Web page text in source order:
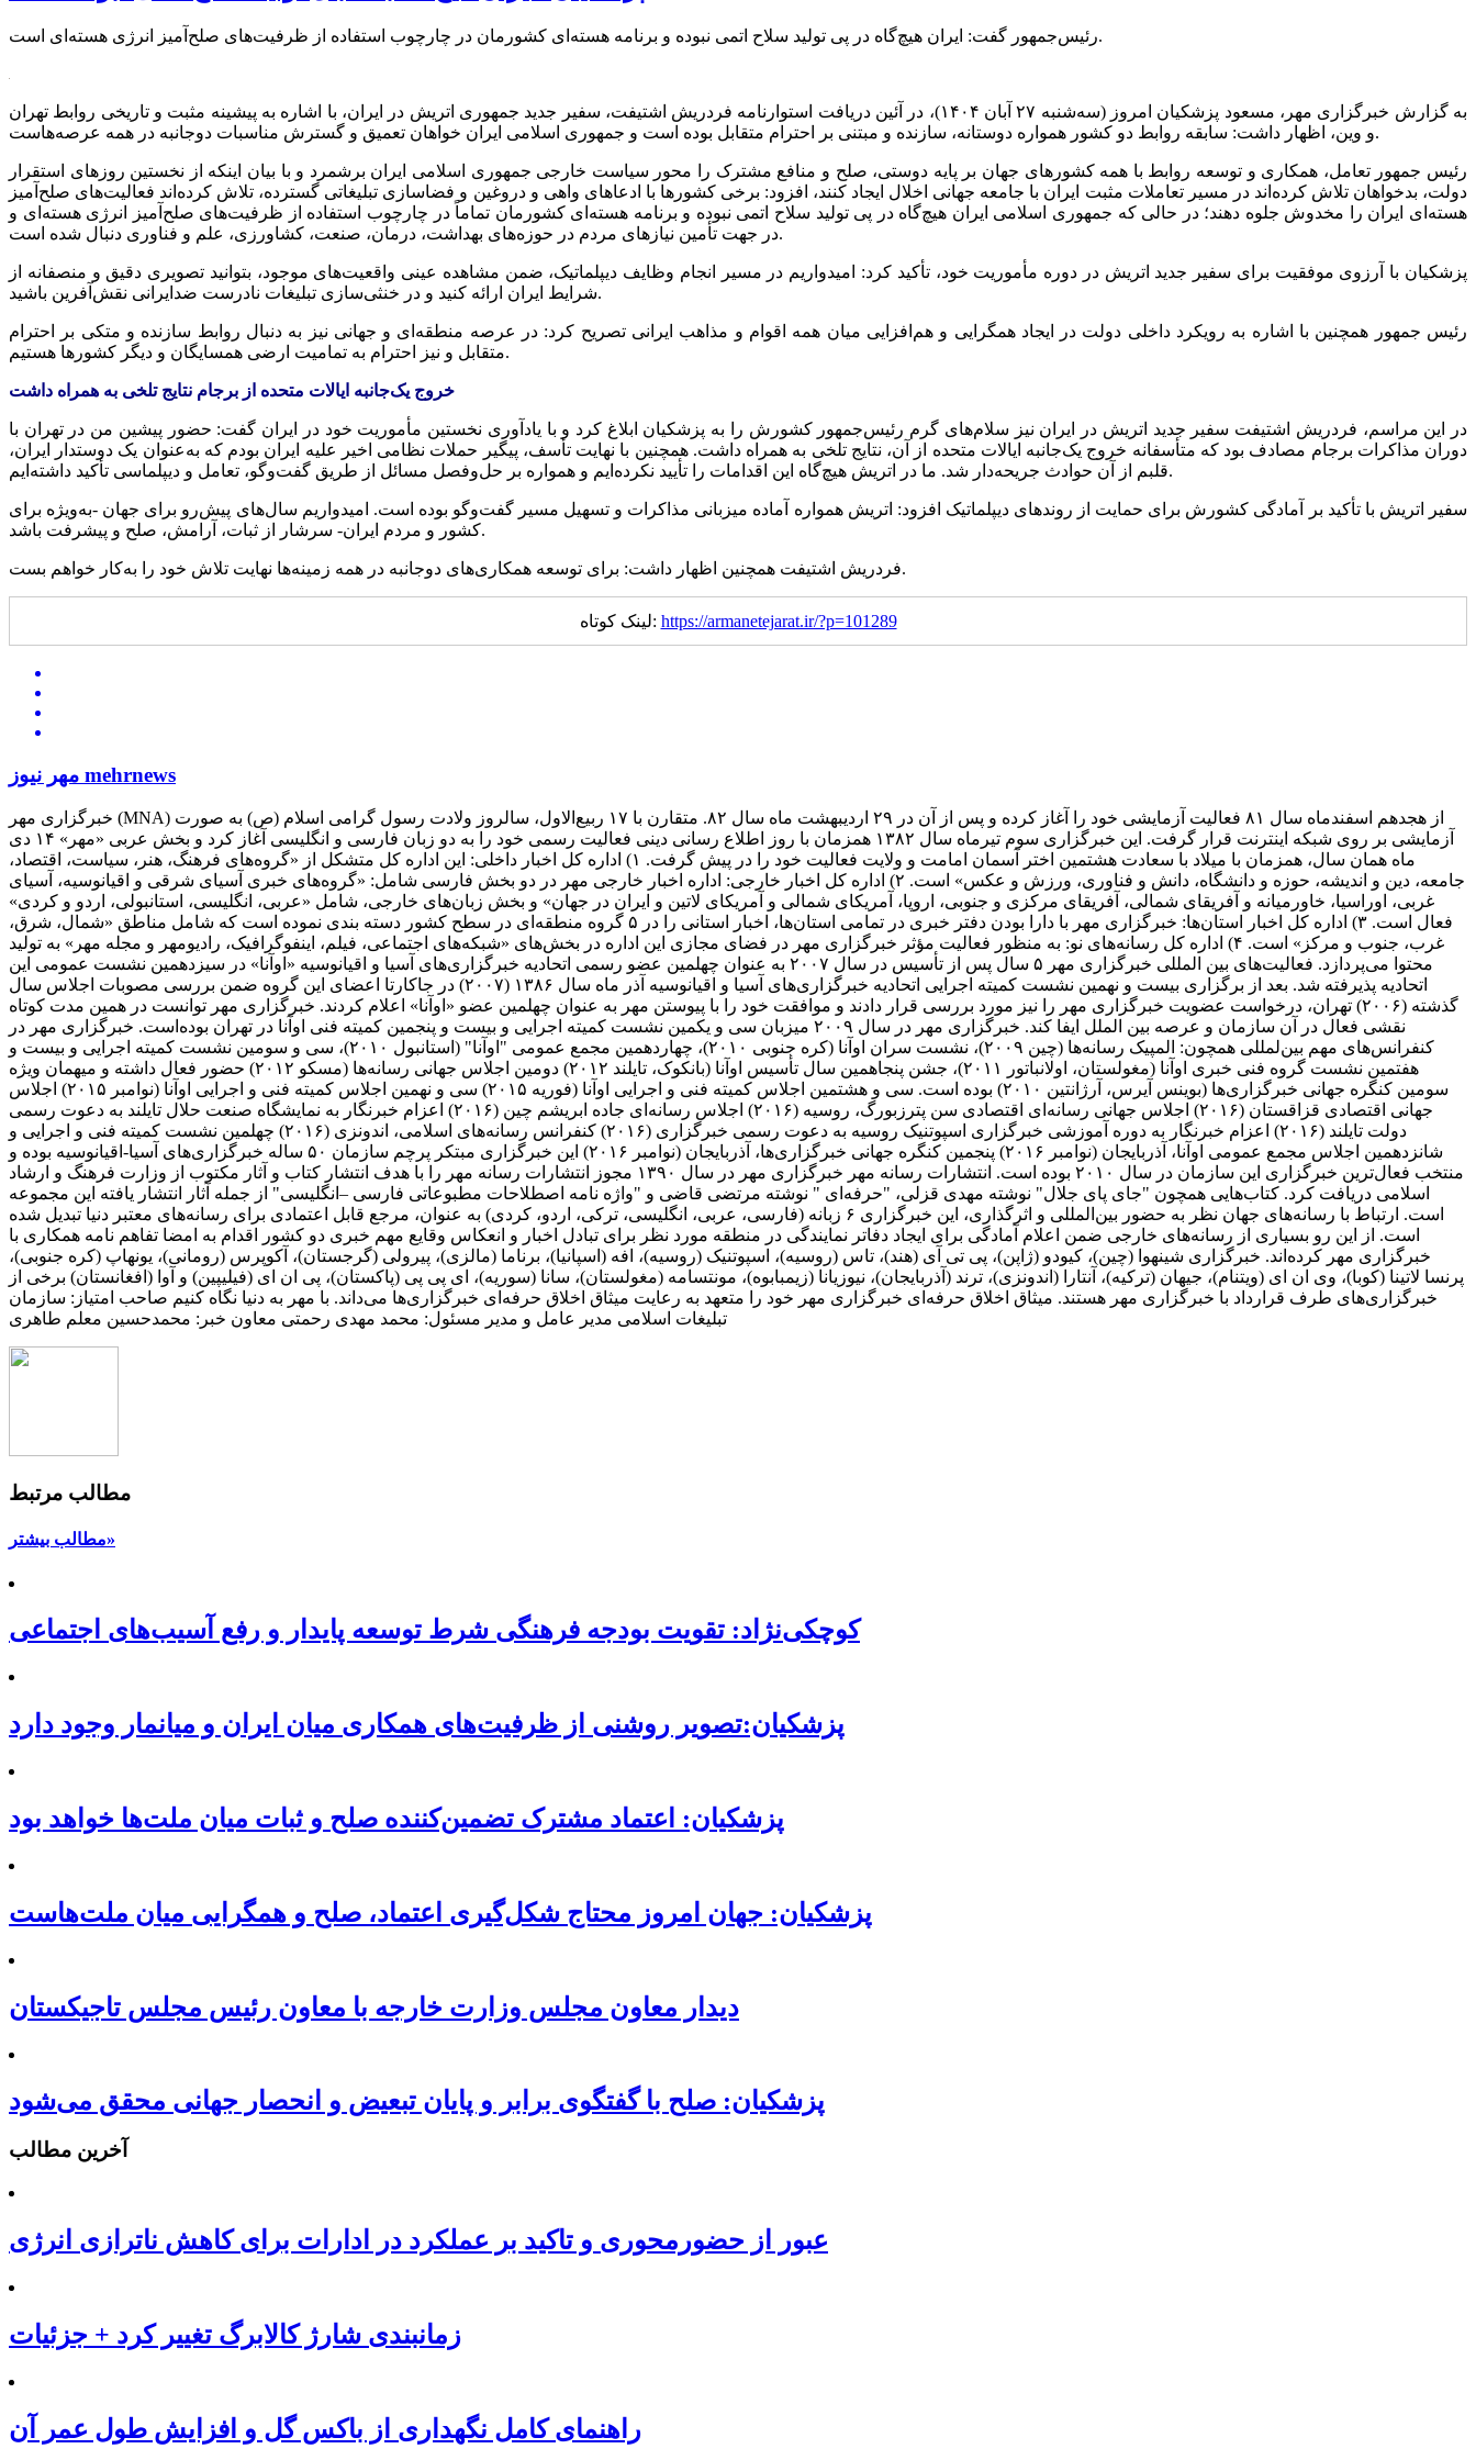
رئیس‌جمهور گفت: ایران هیچ‌گاه در پی تولید سلاح اتمی نبوده و برنامه هسته‌ای کشورمان در چارچوب استفاده از ظرفیت‌های صلح‌آمیز انرژی هسته‌ای است.
به گزارش خبرگزاری مهر، مسعود پزشکیان امروز (سه‌شنبه ۲۷ آبان ۱۴۰۴)، در آئین دریافت استوارنامه فردریش اشتیفت، سفیر جدید جمهوری اتریش در ایران، با اشاره به پیشینه مثبت و تاریخی روابط تهران
و وین، اظهار داشت: سابقه روابط دو کشور همواره دوستانه، سازنده و مبتنی بر احترام متقابل بوده است و جمهوری اسلامی ایران خواهان تعمیق و گسترش مناسبات دوجانبه در همه عرصه‌هاست.
رئیس جمهور تعامل، همکاری و توسعه روابط با همه کشورهای جهان بر پایه دوستی، صلح و منافع مشترک را محور سیاست خارجی جمهوری اسلامی ایران برشمرد و با بیان اینکه از نخستین روزهای استقرار
دولت، بدخواهان تلاش کرده‌اند در مسیر تعاملات مثبت ایران با جامعه جهانی اخلال ایجاد کنند، افزود: برخی کشورها با ادعاهای واهی و دروغین و فضاسازی تبلیغاتی گسترده، تلاش کرده‌اند فعالیت‌های صلح‌آمیز
هسته‌ای ایران را مخدوش جلوه دهند؛ در حالی که جمهوری اسلامی ایران هیچ‌گاه در پی تولید سلاح اتمی نبوده و برنامه هسته‌ای کشورمان تماماً در چارچوب استفاده از ظرفیت‌های صلح‌آمیز انرژی هسته‌ای و
در جهت تأمین نیازهای مردم در حوزه‌های بهداشت، درمان، صنعت، کشاورزی، علم و فناوری دنبال شده است.
پزشکیان با آرزوی موفقیت برای سفیر جدید اتریش در دوره مأموریت خود، تأکید کرد: امیدواریم در مسیر انجام وظایف دیپلماتیک، ضمن مشاهده عینی واقعیت‌های موجود، بتوانید تصویری دقیق و منصفانه از
شرایط ایران ارائه کنید و در خنثی‌سازی تبلیغات نادرست ضدایرانی نقش‌آفرین باشید.
رئیس جمهور همچنین با اشاره به رویکرد داخلی دولت در ایجاد همگرایی و هم‌افزایی میان همه اقوام و مذاهب ایرانی تصریح کرد: در عرصه منطقه‌ای و جهانی نیز به دنبال روابط سازنده و متکی بر احترام
متقابل و نیز احترام به تمامیت ارضی همسایگان و دیگر کشورها هستیم.
خروج یک‌جانبه ایالات متحده از برجام نتایج تلخی به همراه داشت
در این مراسم، فردریش اشتیفت سفیر جدید اتریش در ایران نیز سلام‌های گرم رئیس‌جمهور کشورش را به پزشکیان ابلاغ کرد و با یادآوری نخستین مأموریت خود در ایران گفت: حضور پیشین من در تهران با
دوران مذاکرات برجام مصادف بود که متأسفانه خروج یک‌جانبه ایالات متحده از آن، نتایج تلخی به همراه داشت. همچنین با نهایت تأسف، پیگیر حملات نظامی اخیر علیه ایران بودم که به‌عنوان یک دوستدار ایران،
قلبم از آن حوادث جریحه‌دار شد. ما در اتریش هیچ‌گاه این اقدامات را تأیید نکرده‌ایم و همواره بر حل‌وفصل مسائل از طریق گفت‌وگو، تعامل و دیپلماسی تأکید داشته‌ایم.
سفیر اتریش با تأکید بر آمادگی کشورش برای حمایت از روندهای دیپلماتیک افزود: اتریش همواره آماده میزبانی مذاکرات و تسهیل مسیر گفت‌وگو بوده است. امیدواریم سال‌های پیش‌رو برای جهان -به‌ویژه برای
کشور و مردم ایران- سرشار از ثبات، آرامش، صلح و پیشرفت باشد.
فردریش اشتیفت همچنین اظهار داشت: برای توسعه همکاری‌های دوجانبه در همه زمینه‌ها نهایت تلاش خود را به‌کار خواهم بست.
لینک کوتاه: https://armanetejarat.ir/?p=101289
مهر نیوز mehrnews
خبرگزاری مهر (MNA) از هجدهم اسفندماه سال ۸۱ فعالیت آزمایشی خود را آغاز کرده و پس از آن در ۲۹ اردیبهشت ماه سال ۸۲. متقارن با ۱۷ ربیع‌الاول، سالروز ولادت رسول گرامی اسلام (ص) به صورت
آزمایشی بر روی شبکه اینترنت قرار گرفت. این خبرگزاری سوم تیرماه سال ۱۳۸۲ همزمان با روز اطلاع رسانی دینی فعالیت رسمی خود را به دو زبان فارسی و انگلیسی آغاز کرد و بخش عربی «مهر» ۱۴ دی
ماه همان سال، همزمان با میلاد با سعادت هشتمین اختر آسمان امامت و ولایت فعالیت خود را در پیش گرفت. ۱) اداره کل اخبار داخلی: این اداره کل متشکل از «گروه‌های فرهنگ، هنر، سیاست، اقتصاد،
جامعه، دین و اندیشه، حوزه و دانشگاه، دانش و فناوری، ورزش و عکس» است. ۲) اداره کل اخبار خارجی: اداره اخبار خارجی مهر در دو بخش فارسی شامل: «گروه‌های خبری آسیای شرقی و اقیانوسیه، آسیای
غربی، اوراسیا، خاورمیانه و آفریقای شمالی، آفریقای مرکزی و جنوبی، اروپا، آمریکای شمالی و آمریکای لاتین و ایران در جهان» و بخش زبان‌های خارجی، شامل «عربی، انگلیسی، استانبولی، اردو و کردی»
فعال است. ۳) اداره کل اخبار استان‌ها: خبرگزاری مهر با دارا بودن دفتر خبری در تمامی استان‌ها، اخبار استانی را در ۵ گروه منطقه‌ای در سطح کشور دسته بندی نموده است که شامل مناطق «شمال، شرق،
غرب، جنوب و مرکز» است. ۴) اداره کل رسانه‌های نو: به منظور فعالیت مؤثر خبرگزاری مهر در فضای مجازی این اداره در بخش‌های «شبکه‌های اجتماعی، فیلم، اینفوگرافیک، رادیومهر و مجله مهر» به تولید
محتوا می‌پردازد. فعالیت‌های بین المللی خبرگزاری مهر ۵ سال پس از تأسیس در سال ۲۰۰۷ به عنوان چهلمین عضو رسمی اتحادیه خبرگزاری‌های آسیا و اقیانوسیه «اوآنا» در سیزدهمین نشست عمومی این
اتحادیه پذیرفته شد. بعد از برگزاری بیست و نهمین نشست کمیته اجرایی اتحادیه خبرگزاری‌های آسیا و اقیانوسیه آذر ماه سال ۱۳۸۶ (۲۰۰۷) در جاکارتا اعضای این گروه ضمن بررسی مصوبات اجلاس سال
گذشته (۲۰۰۶) تهران، درخواست عضویت خبرگزاری مهر را نیز مورد بررسی قرار دادند و موافقت خود را با پیوستن مهر به عنوان چهلمین عضو «اوآنا» اعلام کردند. خبرگزاری مهر توانست در همین مدت کوتاه
نقشی فعال در آن سازمان و عرصه بین الملل ایفا کند. خبرگزاری مهر در سال ۲۰۰۹ میزبان سی و یکمین نشست کمیته اجرایی و بیست و پنجمین کمیته فنی اوآنا در تهران بوده‌است. خبرگزاری مهر در
کنفرانس‌های مهم بین‌لمللی همچون: المپیک رسانه‌ها (چین ۲۰۰۹)، نشست سران اوآنا (کره جنوبی ۲۰۱۰)، چهاردهمین مجمع عمومی "اوآنا" (استانبول ۲۰۱۰)، سی و سومین نشست کمیته اجرایی و بیست و
هفتمین نشست گروه فنی خبری اوآنا (مغولستان، اولانباتور ۲۰۱۱)، جشن پنجاهمین سال تأسیس اوآنا (بانکوک، تایلند ۲۰۱۲) دومین اجلاس جهانی رسانه‌ها (مسکو ۲۰۱۲) حضور فعال داشته و میهمان ویژه
سومین کنگره جهانی خبرگزاری‌ها (بوینس آیرس، آرژانتین ۲۰۱۰) بوده است. سی و هشتمین اجلاس کمیته فنی و اجرایی اوآنا (فوریه ۲۰۱۵) سی و نهمین اجلاس کمیته فنی و اجرایی اوآنا (نوامبر ۲۰۱۵) اجلاس
جهانی اقتصادی قزاقستان (۲۰۱۶) اجلاس جهانی رسانه‌ای اقتصادی سن پترزبورگ، روسیه (۲۰۱۶) اجلاس رسانه‌ای جاده ابریشم چین (۲۰۱۶) اعزام خبرنگار به نمایشگاه صنعت حلال تایلند به دعوت رسمی
دولت تایلند (۲۰۱۶) اعزام خبرنگار به دوره آموزشی خبرگزاری اسپوتنیک روسیه به دعوت رسمی خبرگزاری (۲۰۱۶) کنفرانس رسانه‌های اسلامی، اندونزی (۲۰۱۶) چهلمین نشست کمیته فنی و اجرایی و
شانزدهمین اجلاس مجمع عمومی اوآنا، آذربایجان (نوامبر ۲۰۱۶) پنجمین کنگره جهانی خبرگزاری‌ها، آذربایجان (نوامبر ۲۰۱۶) این خبرگزاری مبتکر پرچم سازمان ۵۰ ساله خبرگزاری‌های آسیا-اقیانوسیه بوده و
منتخب فعال‌ترین خبرگزاری این سازمان در سال ۲۰۱۰ بوده است. انتشارات رسانه مهر خبرگزاری مهر در سال ۱۳۹۰ مجوز انتشارات رسانه مهر را با هدف انتشار کتاب و آثار مکتوب از وزارت فرهنگ و ارشاد
اسلامی دریافت کرد. کتاب‌هایی همچون "جای پای جلال" نوشته مهدی قزلی، "حرفه‌ای " نوشته مرتضی قاضی و "واژه نامه اصطلاحات مطبوعاتی فارسی –انگلیسی" از جمله آثار انتشار یافته این مجموعه
است. ارتباط با رسانه‌های جهان نظر به حضور بین‌المللی و اثرگذاری، این خبرگزاری ۶ زبانه (فارسی، عربی، انگلیسی، ترکی، اردو، کردی) به عنوان، مرجع قابل اعتمادی برای رسانه‌های معتبر دنیا تبدیل شده
است. از این رو بسیاری از رسانه‌های خارجی ضمن اعلام آمادگی برای ایجاد دفاتر نمایندگی در منطقه مورد نظر برای تبادل اخبار و انعکاس وقایع مهم خبری دو کشور اقدام به امضا تفاهم نامه همکاری با
خبرگزاری مهر کرده‌اند. خبرگزاری شینهوا (چین)، کیودو (ژاپن)، پی تی آی (هند)، تاس (روسیه)، اسپوتنیک (روسیه)، افه (اسپانیا)، برناما (مالزی)، پیرولی (گرجستان)، آکوپرس (رومانی)، یونهاپ (کره جنوبی)،
پرنسا لاتینا (کوبا)، وی ان ای (ویتنام)، جیهان (ترکیه)، آنتارا (اندونزی)، ترند (آذربایجان)، نیوزیانا (زیمبابوه)، مونتسامه (مغولستان)، سانا (سوریه)، ای پی پی (پاکستان)، پی ان ای (فیلیپین) و آوا (افغانستان) برخی از
خبرگزاری‌های طرف قرارداد با خبرگزاری مهر هستند. میثاق اخلاق حرفه‌ای خبرگزاری مهر خود را متعهد به رعایت میثاق اخلاق حرفه‌ای خبرگزاری‌ها می‌داند. با مهر به دنیا نگاه کنیم صاحب امتیاز: سازمان
تبلیغات اسلامی مدیر عامل و مدیر مسئول: محمد مهدی رحمتی معاون خبر: محمدحسین معلم طاهری
مطالب مرتبط
مطالب بیشتر»
کوچکی‌نژاد: تقویت بودجه فرهنگی شرط توسعه پایدار و رفع آسیب‌های اجتماعی
پزشکیان:تصویر روشنی از ظرفیت‌های همکاری میان ایران و میانمار وجود دارد
پزشکیان: اعتماد مشترک تضمین‌کننده صلح و ثبات میان ملت‌ها خواهد بود
پزشکیان: جهان امروز محتاج شکل‌گیری اعتماد، صلح و همگرایی میان ملت‌هاست
دیدار معاون مجلس وزارت خارجه با معاون رئیس مجلس تاجیکستان
پزشکیان: صلح با گفتگوی برابر و پایان تبعیض و انحصار جهانی محقق می‌شود
آخرین مطالب
عبور از حضورمحوری و تاکید بر عملکرد در ادارات برای کاهش ناترازی انرژی
زمانبندی شارژ کالابرگ تغییر کرد + جزئیات
راهنمای کامل نگهداری از باکس گل و افزایش طول عمر آن